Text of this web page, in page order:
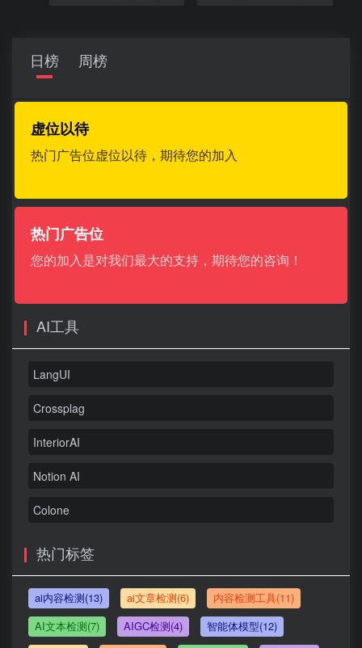
日榜 周榜
虚位以待
热门广告位虚位以待，期待您的加入
热门广告位
您的加入是对我们最大的支持，期待您的咨询！
AI工具
LangUI
Crossplag
InteriorAI
Notion AI
Colone
热门标签
ai内容检测(13) ai文章检测(6)
内容检测工具(11)
AI文本检测(7)
AIGC检测(4)
智能体模型(12)